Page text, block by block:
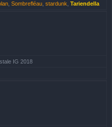
Sombrefléau stardunk Tariendella
IG 2018